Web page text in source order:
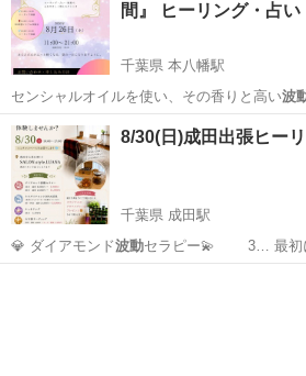
間』 ヒーリング・占
千葉県 本八幡駅
センシャルオイルを使い、その香りと高い波
素（土、水、風、火…
千葉 市川市 本八幡駅 ワークショ
8/30(日)成田出張ヒー
千葉県 成田駅
💎 ダイアモンド波動セラピー💫 3… 最初
ピーあり) …